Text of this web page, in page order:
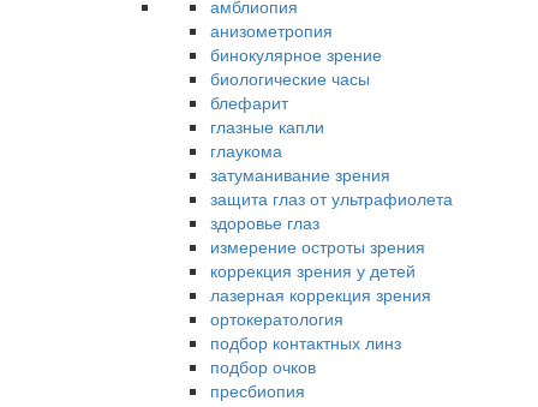
амблиопия
анизометропия
бинокулярное зрение
биологические часы
блефарит
глазные капли
глаукома
затуманивание зрения
защита глаз от ультрафиолета
здоровье глаз
измерение остроты зрения
коррекция зрения у детей
лазерная коррекция зрения
ортокератология
подбор контактных линз
подбор очков
пресбиопия